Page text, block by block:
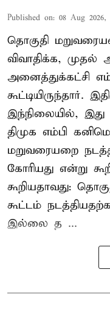
Published on: 08 Aug 2026,
தொகுதி
விவாதிக்க,
அனைத்துக்கட்சி
கூட்டியிருந்தார்.
இந்நிலையில், இது
திமுக எம்பி
மறுவரையறை
கோரியது என்று
கூறியதாவது:
கூட்டம்
இல்லை த ...